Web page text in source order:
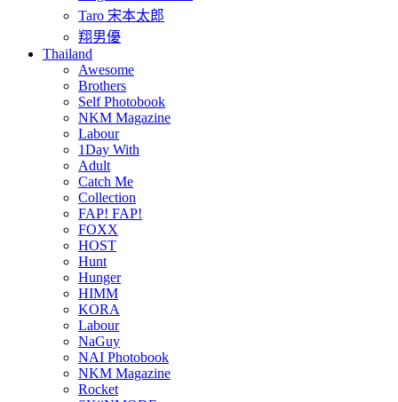
Taro 宋本太郎
翔男優
Thailand
Awesome
Brothers
Self Photobook
NKM Magazine
Labour
1Day With
Adult
Catch Me
Collection
FAP! FAP!
FOXX
HOST
Hunt
Hunger
HIMM
KORA
Labour
NaGuy
NAI Photobook
NKM Magazine
Rocket